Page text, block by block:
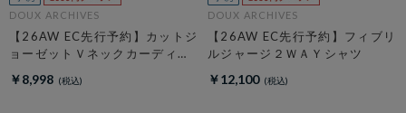
DOUX ARCHIVES
【26AW EC先行予約】カットジ
ョーゼットＶネックカーディガ
￥8,998
DOUX ARCHIVES
【26AW EC先行予約】フィブリ
ルジャージ２ＷＡＹシャツ
￥12,100